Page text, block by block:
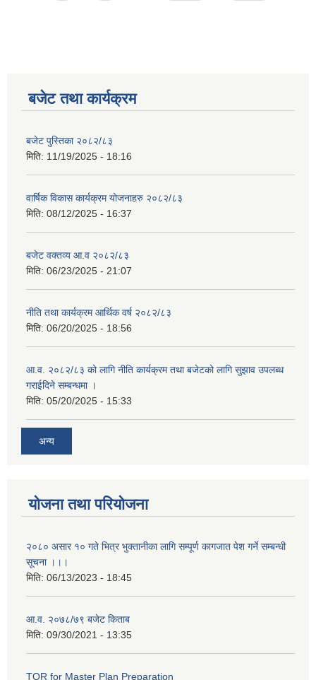
बजेट तथा कार्यक्रम
बजेट पुस्तिका २०८२/८३
मिति: 11/19/2025 - 18:16
वार्षिक विकास कार्यक्रम योजनाहरु २०८२/८३
मिति: 08/12/2025 - 16:37
बजेट वक्तव्य आ.व २०८२/८३
मिति: 06/23/2025 - 21:07
नीति तथा कार्यक्रम आर्थिक वर्ष २०८२/८३
मिति: 06/20/2025 - 18:56
आ.व. २०८२/८३ को लागि नीति कार्यक्रम तथा बजेटको लागि सुझाव उपलब्ध
गराईदिने सम्बन्धमा ।
मिति: 05/20/2025 - 15:33
अन्य
योजना तथा परियोजना
२०८० असार १० गते भित्र भुक्तानीका लागि सम्पूर्ण कागजात पेश गर्ने सम्बन्धी
सूचना ।।।
मिति: 06/13/2023 - 18:45
आ.व. २०७८/७९ बजेट किताब
मिति: 09/30/2021 - 13:35
TOR for Master Plan Preparation